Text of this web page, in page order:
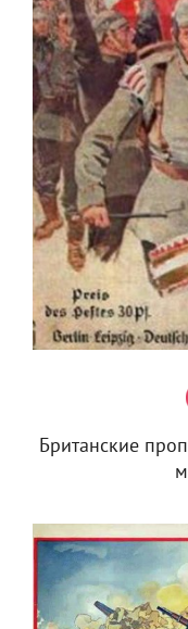
Британские